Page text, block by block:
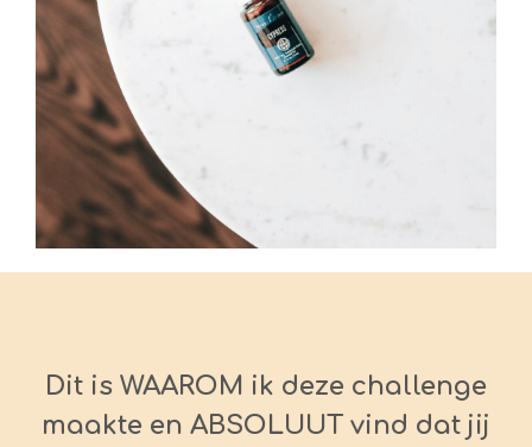
Dit is WAAROM ik deze challenge
maakte en ABSOLUUT vind dat jij